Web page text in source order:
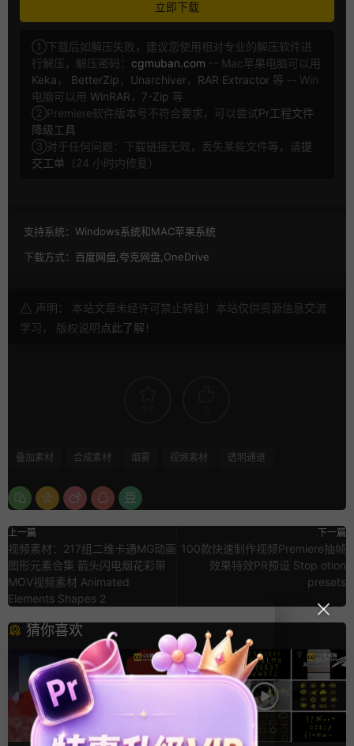
立即下载
①下载后如解压失败，建议您使用相对专业的解压软件进
行解压，解压密码： cgmuban.com -- Mac苹果电脑可以用
Keka ， BetterZip ， Unarchiver， RAR Extractor 等 -- Win
电脑可以用 WinRAR ， 7-Zip 等
②Premiere软件版本号不符合要求，可以尝试Pr工程文件
降级工具
③对于任何问题：下载链接无效，丢失某些文件等，请提
交工单 （24 小时内修复）
支持系统： Windows系统和MAC苹果系统
下载方式： 百度网盘,夸克网盘,OneDrive
声明： 本站文章未经许可禁止转载！本站仅供资源信息交流
学习， 版权说明点此了解 ！
叠加素材 合成素材 烟雾 视频素材 透明通道
上一篇
视频素材：217组二维卡通MG动画
图形元素合集 箭头闪电烟花彩带
MOV视频素材 Animated
Elements Shapes 2
下一篇
100款快速制作视频Premiere抽帧
效果特效PR预设 Stop otion
presets
猜你喜欢